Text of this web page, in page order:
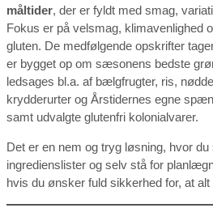
måltider, der er fyldt med smag,
Fokus er på velsmag, klimavenlighed
gluten. De medfølgende opskrifter
er bygget op om sæsonens bedste
ledsages bl.a. af bælgfrugter, ris,
krydderurter og Årstidernes egne
samt udvalgte glutenfri kolonialvarer.
Det er en nem og tryg løsning, hvor
ingredienslister og selv stå for
hvis du ønsker fuld sikkerhed for, at